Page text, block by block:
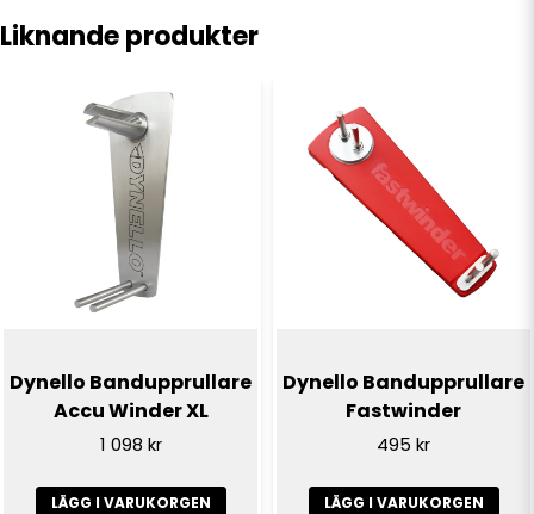
Namn
E-postadress
Ja, ni får publicera min fråga
Liknande produkter
Dynello Bandupprullare
Accu Winder XL
1 098 kr
LÄGG I VARUKORGEN
Dynello Bandupprullare
Fastwinder
495 kr
LÄGG I VARUKORGEN